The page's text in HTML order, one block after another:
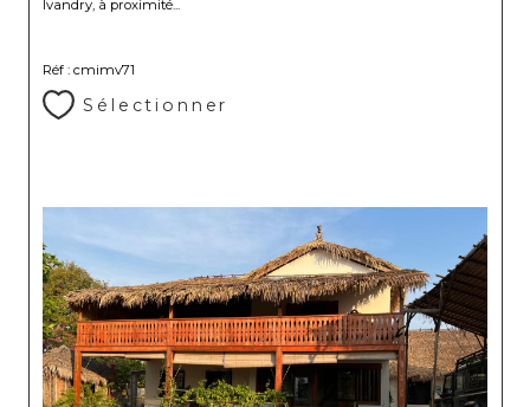
Ivandry, à proximité...
Réf : cmimv71
Sélectionner